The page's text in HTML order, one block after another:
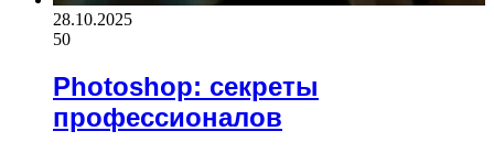
28.10.2025
50
Photoshop: секреты
профессионалов